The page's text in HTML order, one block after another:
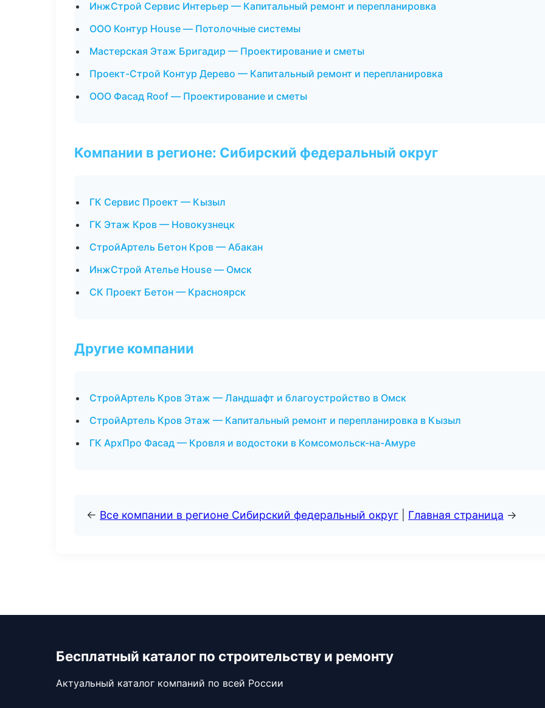
ИнжСтрой Сервис Интерьер — Капитальный ремонт и перепланировка
ООО Контур House — Потолочные системы
Мастерская Этаж Бригадир — Проектирование и сметы
Проект-Строй Контур Дерево — Капитальный ремонт и перепланировка
ООО Фасад Roof — Проектирование и сметы
Компании в регионе: Сибирский федеральный округ
ГК Сервис Проект — Кызыл
ГК Этаж Кров — Новокузнецк
СтройАртель Бетон Кров — Абакан
ИнжСтрой Ателье House — Омск
СК Проект Бетон — Красноярск
Другие компании
СтройАртель Кров Этаж — Ландшафт и благоустройство в Омск
СтройАртель Кров Этаж — Капитальный ремонт и перепланировка в Кызыл
ГК АрхПро Фасад — Кровля и водостоки в Комсомольск-на-Амуре
← Все компании в регионе Сибирский федеральный округ Главная страница →
Бесплатный каталог по строительству и ремонту
Актуальный каталог компаний по всей России